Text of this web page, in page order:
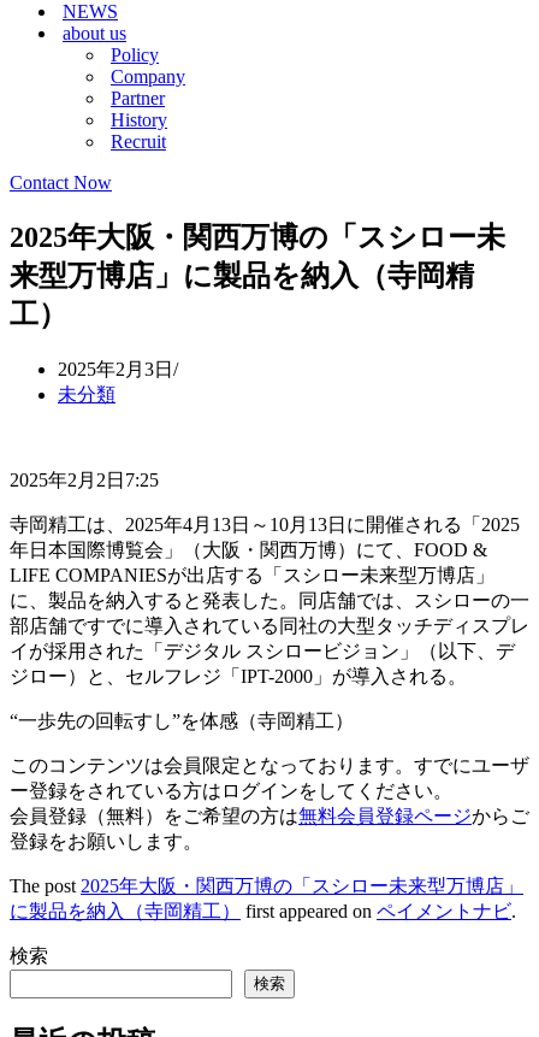
シ
ョ
NEWS
about us
Policy
Company
Partner
History
Recruit
Contact Now
2025年大阪・関西万博の「スシロー未
来型万博店」に製品を納入（寺岡精
工）
2025年2月3日
未分類
2025年2月2日7:25
寺岡精工は、2025年4月13日～10月13日に開催される「2025
年日本国際博覧会」（大阪・関西万博）にて、FOOD &
LIFE COMPANIESが出店する「スシロー未来型万博店」
に、製品を納入すると発表した。同店舗では、スシローの一
部店舗ですでに導入されている同社の大型タッチディスプレ
イが採用された「デジタル スシロービジョン」（以下、デ
ジロー）と、セルフレジ「IPT-2000」が導入される。
“一歩先の回転すし”を体感（寺岡精工）
このコンテンツは会員限定となっております。すでにユーザ
ー登録をされている方はログインをしてください。
会員登録（無料）をご希望の方は無料会員登録ページからご
登録をお願いします。
The post 2025年大阪・関西万博の「スシロー未来型万博店」
に製品を納入（寺岡精工）
first appeared on ペイメントナビ.
検索
検索